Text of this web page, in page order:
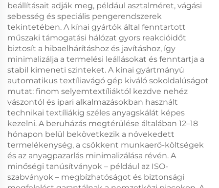
beállításait adják meg, például asztalméret, vágási
sebesség és speciális pengerendszerek
tekintetében. A kínai gyártók által fenntartott
műszaki támogatási hálózat gyors reakcióidőt
biztosít a hibaelhárításhoz és javításhoz, így
minimalizálja a termelési leállásokat és fenntartja a
stabil kimeneti szinteket. A kínai gyártmányú
automatikus textíliavágó gép kiváló sokoldalúságot
mutat: finom selyemtextíliáktól kezdve nehéz
vászontól és ipari alkalmazásokban használt
technikai textíliákig széles anyagskálát képes
kezelni. A beruházás megtérülése általában 12–18
hónapon belül bekövetkezik a növekedett
termelékenység, a csökkent munkaerő-költségek
és az anyagpazarlás minimalizálása révén. A
minőségi tanúsítványok – például az ISO-
szabványok – megbízhatóságot és biztonsági